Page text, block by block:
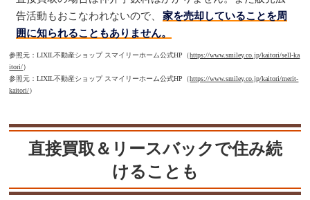
告活動もおこなわれないので、
家を売却していることを周
囲に知られることもありません。
参照元：LIXIL不動産ショップ スマイリーホーム公式HP（https://www.smiley.co.jp/kaitori/sell-ka
itori/）
参照元：LIXIL不動産ショップ スマイリーホーム公式HP（https://www.smiley.co.jp/kaitori/merit-
kaitori/）
直接買取＆リースバックで住み続
けることも